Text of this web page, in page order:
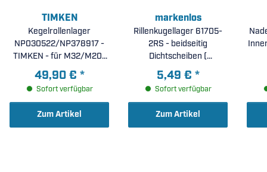
TIMKEN
Kegelrollenlager
NP030522/NP378917 -
TIMKEN - für M32/M20-
Getriebe (
27x51,40x13,20mm )
49,90 € *
Sofort verfügbar
Zum Artikel
markenlos
Rillenkugellager 61705-
2RS - beidseitig
Dichtscheiben (
25x32x4mm )
5,49 € *
Sofort verfügbar
Zum Artikel